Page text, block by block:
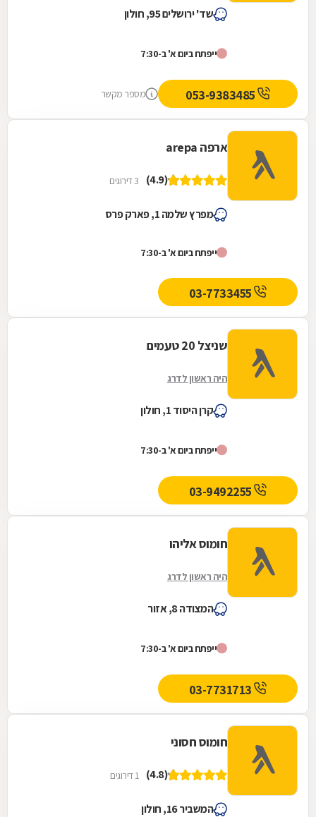
שד' ירושלים 95, חולון
ייפתח ביום א' ב-7:30
מספר מקשר
ארפה arepa
(4.9) 3 דירוגים
מפרץ שלמה 1, פארק פרס
ייפתח ביום א' ב-7:30
03-7733455
שניצל 20 טעמים
היה ראשון לדרג
קרן היסוד 1, חולון
ייפתח ביום א' ב-7:30
03-9492255
חומוס אליהו
היה ראשון לדרג
המצודה 8, אזור
ייפתח ביום א' ב-7:30
03-7731713
חומוס חסוני
(4.8) 1 דירוגים
המשביר 16, חולון